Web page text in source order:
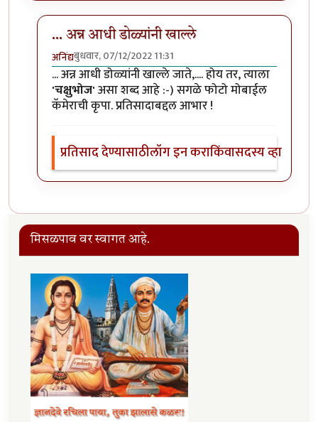
... अन्न आधी डोळ्यांनी खाल्ले
अनिंद्यबुधवार, 07/12/2022 11:31
In reply toआवडलेbyज्ञानोबाचे पैजार
... अन्न आधी डोळ्यांनी खाल्ले जाते,.... होय तर, त्याला
'चक्षुभोज'असा शब्द आहे :-) सगळे फोटो मोबाईल
कॅमेराची कृपा. प्रतिसादाबद्दल आभार !
प्रतिसाद देण्यासाठीलॉग इन कराकिंवासदस्य व्हा
मिसळपाव वर स्वागत आहे.